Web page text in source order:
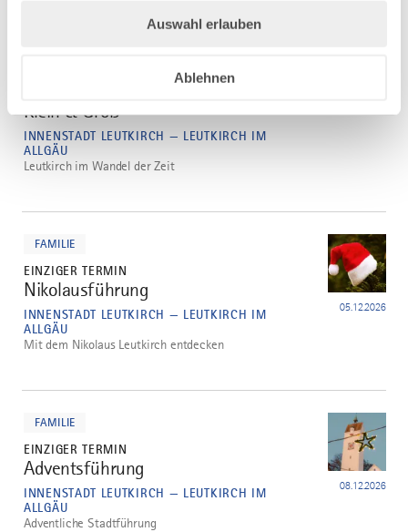
Auswahl erlauben
Ablehnen
Klein & Groß
INNENSTADT LEUTKIRCH — LEUTKIRCH IM
ALLGÄU
Leutkirch im Wandel der Zeit
FAMILIE
EINZIGER TERMIN
4
Nikolausführung
INNENSTADT LEUTKIRCH — LEUTKIRCH IM
ALLGÄU
05.12.2026
Mit dem Nikolaus Leutkirch entdecken
FAMILIE
EINZIGER TERMIN
5
Adventsführung
INNENSTADT LEUTKIRCH — LEUTKIRCH IM
ALLGÄU
08.12.2026
Adventliche Stadtführung